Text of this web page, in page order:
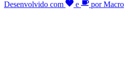
Desenvolvido com
e por Macro